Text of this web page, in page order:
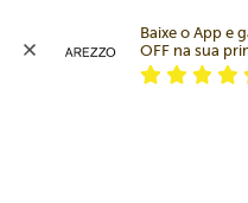
Baixe o App e
OFF na sua